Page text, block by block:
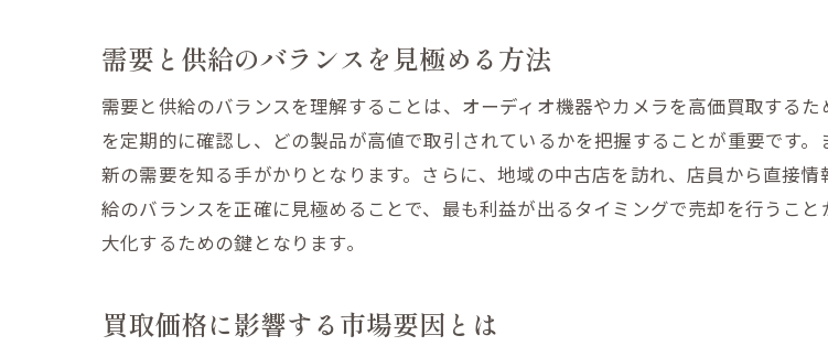
査定プロセスの透明性の確認
契約条件の詳細を確認する
保証とサポートの有無を確認
地域密着型業者のメリット
高価買取を実現するためにオーディオ機器の状態
付属品を揃えておく理由
需要と供給のバランスを見極める方法
需要と供給のバランスを理解することは、オーディオ機器やカメラを高価買取する
を定期的に確認し、どの製品が高値で取引されているかを把握することが重要です
新の需要を知る手がかりとなります。さらに、地域の中古店を訪れ、店員から直接
給のバランスを正確に見極めることで、最も利益が出るタイミングで売却を行うこ
大化するための鍵となります。
買取価格に影響する市場要因とは